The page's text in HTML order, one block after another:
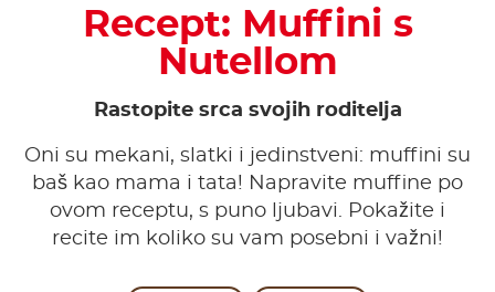
Recept: Muffini s
Nutellom
Rastopite srca svojih roditelja
Oni su mekani, slatki i jedinstveni: muffini su
baš kao mama i tata! Napravite muffine po
ovom receptu, s puno ljubavi. Pokažite i
recite im koliko su vam posebni i važni!